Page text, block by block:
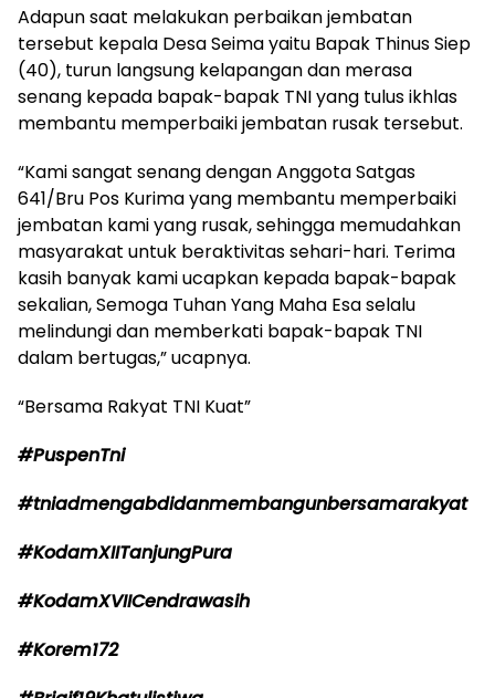
Adapun saat melakukan perbaikan jembatan
tersebut kepala Desa Seima yaitu Bapak Thinus Siep
(40), turun langsung kelapangan dan merasa
senang kepada bapak-bapak TNI yang tulus ikhlas
membantu memperbaiki jembatan rusak tersebut.
“Kami sangat senang dengan Anggota Satgas
641/Bru Pos Kurima yang membantu memperbaiki
jembatan kami yang rusak, sehingga memudahkan
masyarakat untuk beraktivitas sehari-hari. Terima
kasih banyak kami ucapkan kepada bapak-bapak
sekalian, Semoga Tuhan Yang Maha Esa selalu
melindungi dan memberkati bapak-bapak TNI
dalam bertugas,” ucapnya.
“Bersama Rakyat TNI Kuat”
#PuspenTni
#tniadmengabdidanmembangunbersamarakyat
#KodamXIITanjungPura
#KodamXVIICendrawasih
#Korem172